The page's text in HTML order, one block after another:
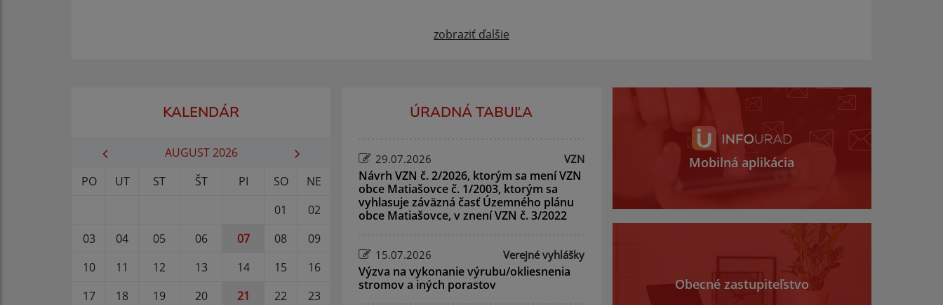
zobraziť ďalšie
KALENDÁR
AUGUST 2026
PO
UT ST ŠT PI SO
NE
01
02
03
04 05 06 07 08
09
10
11 12 13 14 15
16
17
18 19 20 21 22
23
ÚRADNÁ TABUĽA
29.07.2026 VZN
Návrh VZN č. 2/2026, ktorým sa mení VZN
obce Matiašovce č. 1/2003, ktorým sa
vyhlasuje záväzná časť Územného plánu
obce Matiašovce, v znení VZN č. 3/2022
15.07.2026 Verejné vyhlášky
Výzva na vykonanie výrubu/okliesnenia
stromov a iných porastov
Mobilná aplikácia
Obecné zastupiteľstvo